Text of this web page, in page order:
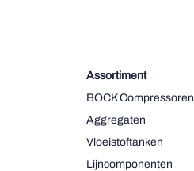
Assortiment
BOCK Compressoren
Aggregaten
Vloeistoftanken
Lijncomponenten